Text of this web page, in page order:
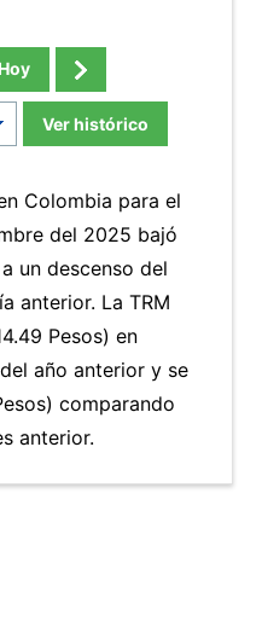
Ver histórico
Colombia para el
del 2025 bajó
un descenso del
anterior. La TRM
Pesos) en
año anterior y se
comparando
anterior.